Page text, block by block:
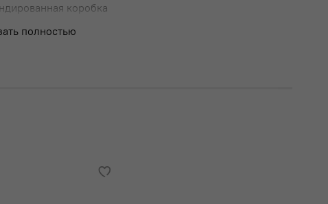
коробка
полностью